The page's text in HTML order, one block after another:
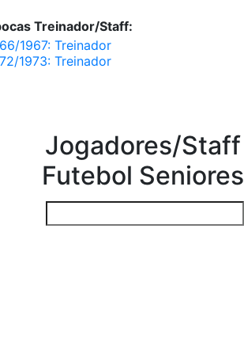
Treinador/Staff:
1967: Treinador
1973: Treinador
Jogadores/Staff
Futebol Seniores